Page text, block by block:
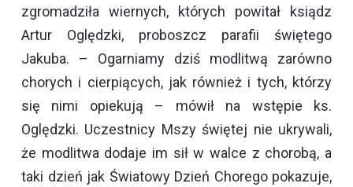
zgromadziła wiernych, których powitał ksiądz
Artur Oględzki, proboszcz parafii świętego
Jakuba. – Ogarniamy dziś modlitwą zarówno
chorych i cierpiących, jak również i tych, którzy
się nimi opiekują – mówił na wstępie ks.
Oględzki. Uczestnicy Mszy świętej nie ukrywali,
że modlitwa dodaje im sił w walce z chorobą, a
taki dzień jak Światowy Dzień Chorego pokazuje,